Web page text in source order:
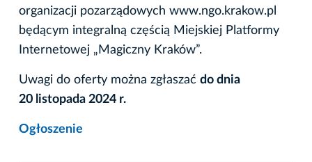
organizacji pozarządowych www.ngo.krakow.pl
będącym integralną częścią Miejskiej Platformy
Internetowej „Magiczny Kraków”.
Uwagi do oferty można zgłaszać do dnia
20 listopada 2024 r.
Ogłoszenie